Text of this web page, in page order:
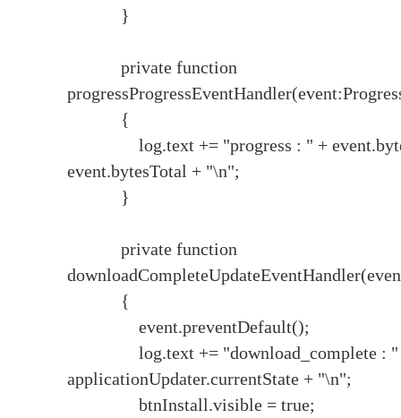
}
private function
{
log.text += "progress : " +
event.bytesTotal + "\n";
}
private function
{
event.preventDefault();
log.text += "download_complete : "
applicationUpdater.currentState + "\n";
btnInstall.visible = true;